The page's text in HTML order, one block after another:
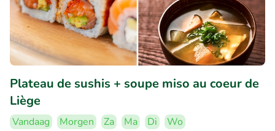
Plateau de sushis + soupe miso au coeur de
Liège
Vandaag Morgen Za Ma Di
Wo